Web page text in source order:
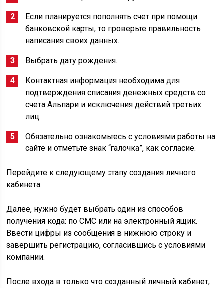
Если планируется пополнять счет при помощи
банковской карты, то проверьте правильность
написания своих данных.
Выбрать дату рождения.
Контактная информация необходима для
подтверждения списания денежных средств со
счета Альпари и исключения действий третьих
лиц.
Обязательно ознакомьтесь с условиями работы на
сайте и отметьте знак “галочка”, как согласие.
Перейдите к следующему этапу создания личного
кабинета.
Далее, нужно будет выбрать один из способов
получения кода: по СМС или на электронный ящик.
Ввести цифры из сообщения в нижнюю строку и
завершить регистрацию, согласившись с условиями
компании.
После входа в только что созданный личный кабинет,